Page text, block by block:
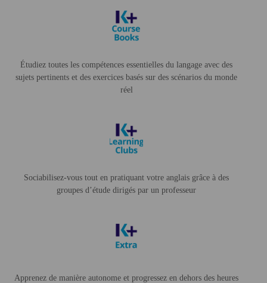
Étudiez toutes les compétences essentielles du langage avec des
sujets pertinents et des exercices basés sur des scénarios du monde
réel
Sociabilisez-vous tout en pratiquant votre anglais grâce à des
groupes d’étude dirigés par un professeur
Apprenez de manière autonome et progressez en dehors des heures